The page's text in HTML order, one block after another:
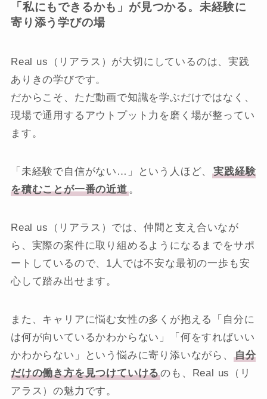
「私にもできるかも」が見つかる。未経験に
寄り添う学びの場
Real us（リアラス）が大切にしているのは、実践
ありきの学びです。
だからこそ、ただ動画で知識を学ぶだけではなく、
現場で通用するアウトプット力を磨く場が整ってい
ます。
「未経験で自信がない…」という人ほど、実践経験
を積むことが一番の近道。
Real us（リアラス）では、仲間と支え合いなが
ら、実際の案件に取り組めるようになるまでをサポ
ートしているので、1人では不安な最初の一歩も安
心して踏み出せます。
また、キャリアに悩む女性の多くが抱える「自分に
は何が向いているかわからない」「何をすればいい
かわからない」という悩みに寄り添いながら、
自分
だけの働き方を見つけていけるのも、Real us（リ
アラス）の魅力です。